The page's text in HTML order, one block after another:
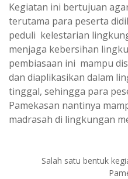
Kegiatan ini bertujuan
terutama para peserta
peduli kelestarian
menjaga kebersihan
pembiasaan ini mampu
dan diaplikasikan dalam
tinggal, sehingga para
Pamekasan nantinya
madrasah di lingkungan
Salah satu bentuk